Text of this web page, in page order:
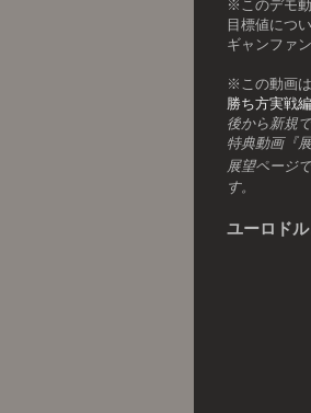
※このデモ
目標値につ
ギャンファ
※この動画は
勝ち方実戦
後から新規
特典動画『
展望ページ
す。
ユーロド